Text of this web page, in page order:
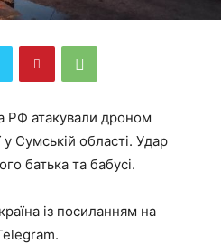
РФ атакували дроном
у Сумській області. Удар
батька та бабусі.
із посиланням на